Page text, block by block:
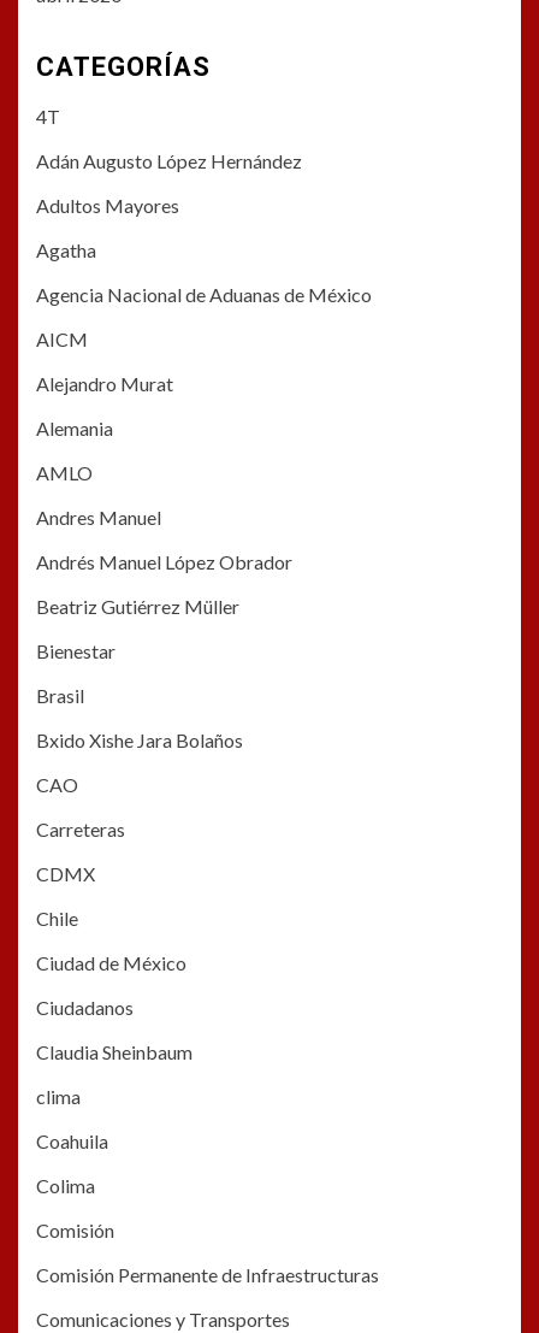
CATEGORÍAS
4T
Adán Augusto López Hernández
Adultos Mayores
Agatha
Agencia Nacional de Aduanas de México
AICM
Alejandro Murat
Alemania
AMLO
Andres Manuel
Andrés Manuel López Obrador
Beatriz Gutiérrez Müller
Bienestar
Brasil
Bxido Xishe Jara Bolaños
CAO
Carreteras
CDMX
Chile
Ciudad de México
Ciudadanos
Claudia Sheinbaum
clima
Coahuila
Colima
Comisión
Comisión Permanente de Infraestructuras
Comunicaciones y Transportes